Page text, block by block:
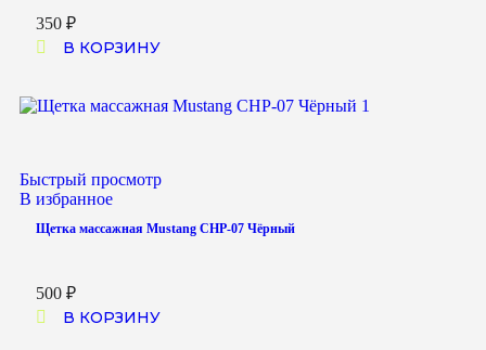
350 ₽
В КОРЗИНУ
Быстрый просмотр
В избранное
Щетка массажная Mustang CHP-07 Чёрный
500 ₽
В КОРЗИНУ